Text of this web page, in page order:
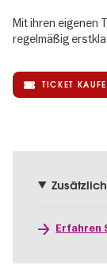
Mit ihren eigenen
regelmäßig
TICKET
Erfahren